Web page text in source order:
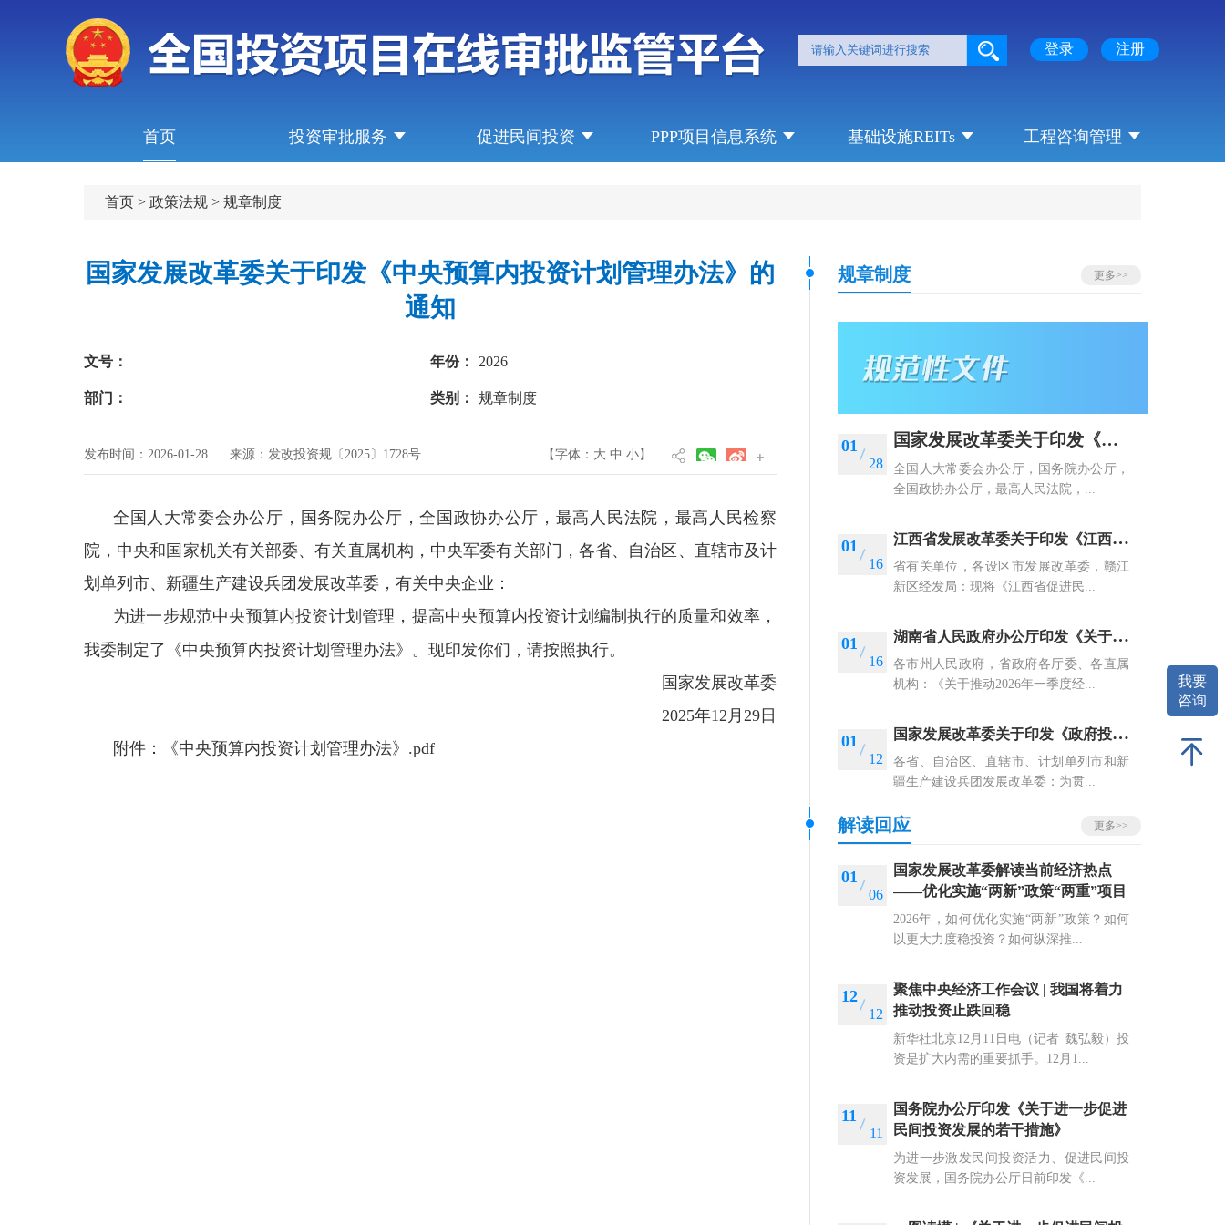
登录 注册
首页 投资审批服务 促进民间投资 PPP项目信息系统 基础设施REITs 工程咨询管理
首页 >政策法规 >规章制度
国家发展改革委关于印发《中央预算内投资计划管理办法》的
通知
文号： 年份： 2026
部门： 类别： 规章制度
发布时间：2026-01-28 来源：发改投资规〔2025〕1728号 【字体： 大 中 小】
全国人大常委会办公厅，国务院办公厅，全国政协办公厅，最高人民法院，最高人民检察
院，中央和国家机关有关部委、有关直属机构，中央军委有关部门，各省、自治区、直辖市及计
划单列市、新疆生产建设兵团发展改革委，有关中央企业：
为进一步规范中央预算内投资计划管理，提高中央预算内投资计划编制执行的质量和效率，
我委制定了《中央预算内投资计划管理办法》。现印发你们，请按照执行。
国家发展改革委
2025年12月29日
附件：
《中央预算内投资计划管理办法》.pdf
更多>>
规章制度
01
28
国家发展改革委关于印发《中央预算内投资计划管理办法》的通知
全国人大常委会办公厅，国务院办公厅，
全国政协办公厅，最高人民法院，...
01
16
江
西省发展改革委关于印发《江西省促进民间投资高质量发展若干措施》的通知
省有关单位，各设区市发展改革委，赣江
新区经发局：现将《江西省促进民...
01
16
湖
南省人民政府办公厅印发《关于推动2026年一季度经济实现平稳起步的若干举措》的通知
各市州人民政府，省政府各厅委、各直属
机构：《关于推动2026年一季度经...
01
12
国
家发展改革委关于印发《政府投资基金投向评价管理办法 （试行）》的通知
各省、自治区、直辖市、计划单列市和新
疆生产建设兵团发展改革委：为贯...
更多>>
解读回应
01
06
国家发展改革委解读当前经济热点
——优化实施“两新”政策“两重”项目
2026年，如何优化实施“两新”政策？如何
以更大力度稳投资？如何纵深推...
12
12
聚焦中央经济工作会议 | 我国将着力
推动投资止跌回稳
新华社北京12月11日电（记者 魏弘毅）投
资是扩大内需的重要抓手。12月1...
11
11
国务院办公厅印发《关于进一步促进
民间投资发展的若干措施》
为进一步激发民间投资活力、促进民间投
资发展，国务院办公厅日前印发《...
我要
咨询